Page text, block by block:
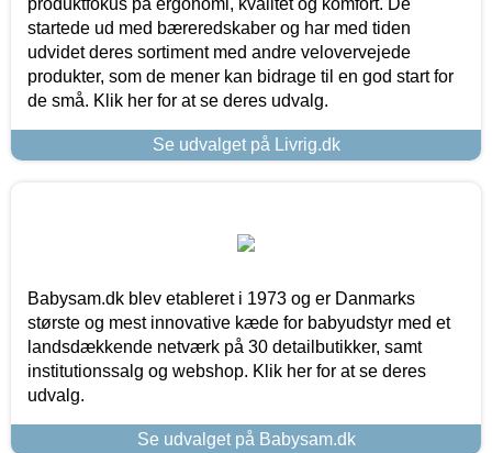
startede ud med bæreredskaber og har med tiden
udvidet deres sortiment med andre velovervejede
produkter, som de mener kan bidrage til en god start for
de små. Klik her for at se deres udvalg.
Se udvalget på Livrig.dk
Babysam.dk blev etableret i 1973 og er Danmarks
største og mest innovative kæde for babyudstyr med et
landsdækkende netværk på 30 detailbutikker, samt
institutionssalg og webshop. Klik her for at se deres
udvalg.
Se udvalget på Babysam.dk